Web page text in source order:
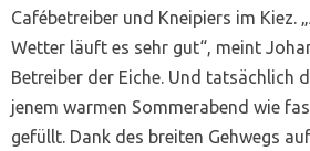
Cafébetreiber und Kneipiers im Kiez.
Wetter läuft es sehr gut“, meint
Betreiber der Eiche. Und tatsächlich
jenem warmen Sommerabend wie
gefüllt. Dank des breiten Gehwegs